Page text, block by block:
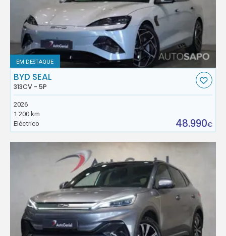
EM DESTAQUE
BYD SEAL
313CV - 5P
2026
1.200 km
Eléctrico
48.990€